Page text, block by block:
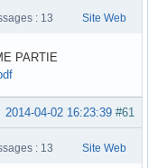
: 13 Site Web
PARTIE
#61
2014-04-02 16:23:39
: 13 Site Web